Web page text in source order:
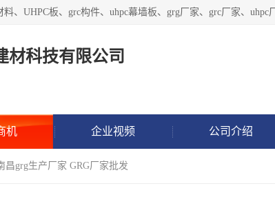
材科技有限公司
机 企业视频 公司介绍
昌grg生产厂家 GRG厂家批发